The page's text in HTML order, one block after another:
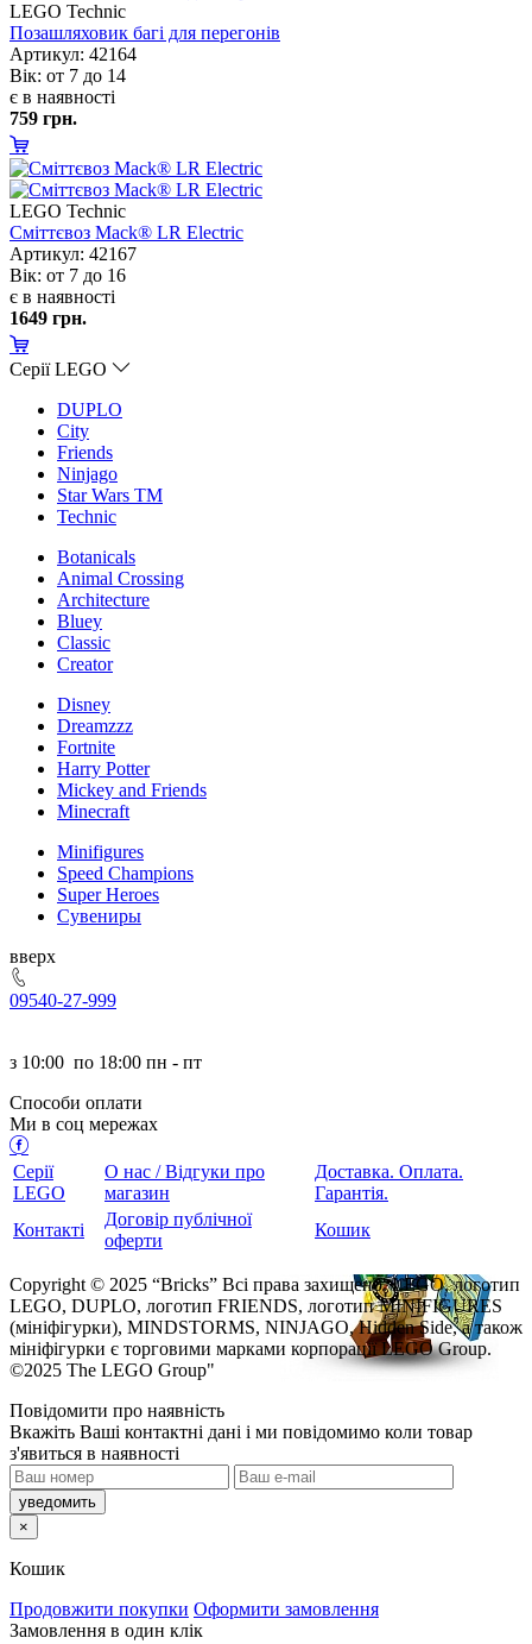
LEGO Technic
Позашляховик багі для перегоні
Артикул: 42164
ік: от 7 до 14
є в наявності
759 грн.
LEGO Technic
Сміттєвоз Mack® LR Electric
Артикул: 42167
ік: от 7 до 16
є в наявності
1649 грн.
Серії LEGO
DUPLO
City
Friends
Ninjago
Star Wars TM
Technic
Botanicals
Animal Crossing
Architecture
Bluey
Classic
Creator
Disney
Dreamzzz
Fortnite
Harry Potter
Mickey and Friends
Minecraft
Minifigures
Speed Champions
Super Heroes
Сувениры
ерх
09540-27-999
з 10:00 по 18:00 пн - пт
Способи оплати
Ми в соц мережах
Серії
LEGO
О нас / Відгуки про
магазин
Доставка. Оплата.
Гарантія.
Контакті
Договір публічної
оферти
Кошик
Copyright © 2025 “Bricks” Всі права захищено. LEGO, логотип
LEGO, DUPLO, логотип FRIENDS, логотип MINIFIGURES
(мініфігурки), MINDSTORMS, NINJAGO, Hidden Side, а також
мініфігурки є торговими марками корпорації LEGO Group.
©2025 The LEGO Group"
Повідомити про наявність
кажіть Ваші контактні дані і ми повідомимо коли товар
з'явиться в наявності
×
Кошик
Продовжити покупки Оформити замовлення
Замовлення в один клік